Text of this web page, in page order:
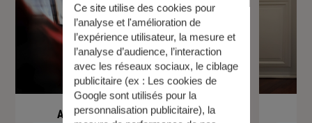
Assurance de prêt immobilier
Ce site utilise des cookies pour
l’analyse et l'amélioration de
l’expérience utilisateur, la mesure et
l’analyse d’audience, l’interaction
avec les réseaux sociaux, le ciblage
publicitaire (ex : Les cookies de
Google sont utilisés pour la
personnalisation publicitaire), la